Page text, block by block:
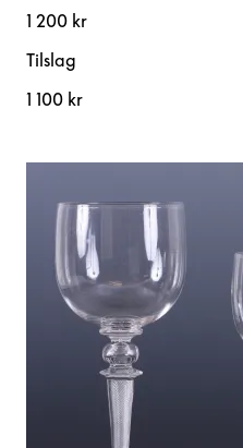
1 200 kr
Tilslag
1 100 kr